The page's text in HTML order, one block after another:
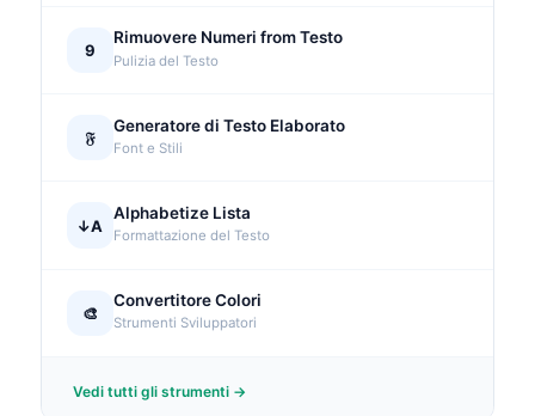
9
Rimuovere Numeri from Testo
Pulizia del Testo
𝔉
Generatore di Testo Elaborato
Font e Stili
↓A
Alphabetize Lista
Formattazione del Testo
🎨
Convertitore Colori
Strumenti Sviluppatori
Vedi tutti gli strumenti →